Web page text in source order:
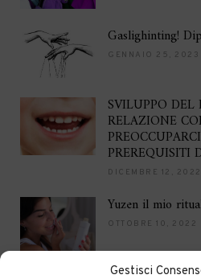
Gestisci
Gaslighinting!
GENNAIO 25, 2023
SVILUPPO
RELAZIONE
PREREQUISITI
DICEMBRE 12, 2022
Yuzen il mio
OTTOBRE 10, 2022